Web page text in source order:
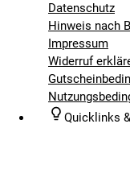
Datenschutz
Hinweis nach
Impressum
Widerruf
Quicklinks